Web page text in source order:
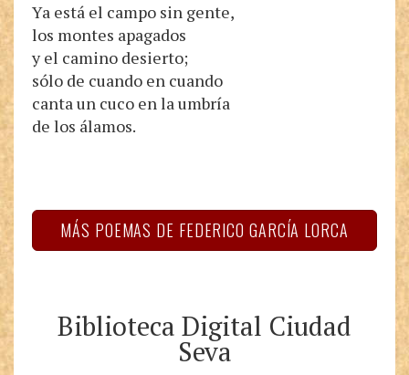
Ya está el campo sin gente,
los montes apagados
y el camino desierto;
sólo de cuando en cuando
canta un cuco en la umbría
de los álamos.
MÁS POEMAS DE FEDERICO GARCÍA LORCA
Biblioteca Digital Ciudad
Seva